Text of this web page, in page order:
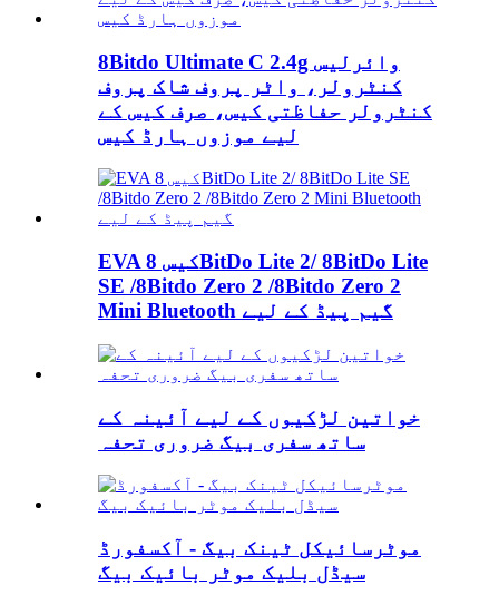
8Bitdo Ultimate C 2.4g وائرلیس
کنٹرولر، واٹر پروف شاک پروف
کنٹرولر حفاظتی کیس، صرف کیس کے
لیے موزوں ہارڈ کیس
EVA کیس 8BitDo Lite 2/ 8BitDo Lite
SE /8Bitdo Zero 2 /8Bitdo Zero 2
Mini Bluetooth گیم پیڈ کے لیے
خواتین لڑکیوں کے لیے آئینہ کے
ساتھ سفری بیگ ضروری تحفہ
موٹرسائیکل ٹینک بیگ - آکسفورڈ
سیڈل بلیک موٹر بائیک بیگ